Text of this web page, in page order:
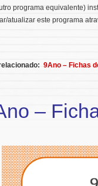
programa equivalente)
atualizar este programa
9Ano – Fichas
–